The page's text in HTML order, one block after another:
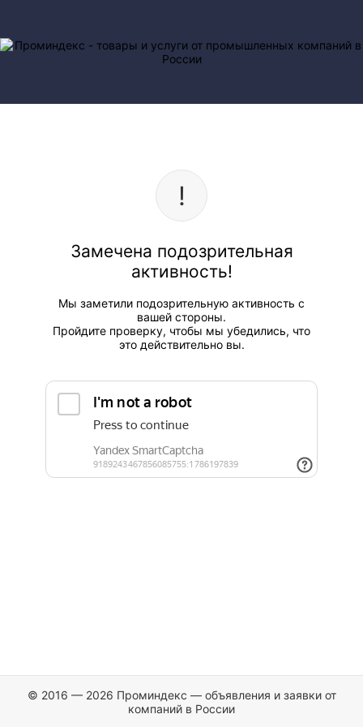
Замечена подозрительная
активность!
Мы заметили подозрительную активность с
вашей стороны.
Пройдите проверку, чтобы мы убедились, что
это действительно вы.
© 2016 — 2026 Проминдекс — объявления и заявки от
компаний в России